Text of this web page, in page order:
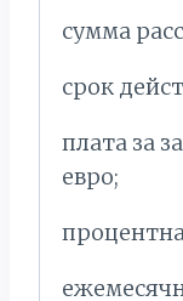
сумма
срок
плата за
евро;